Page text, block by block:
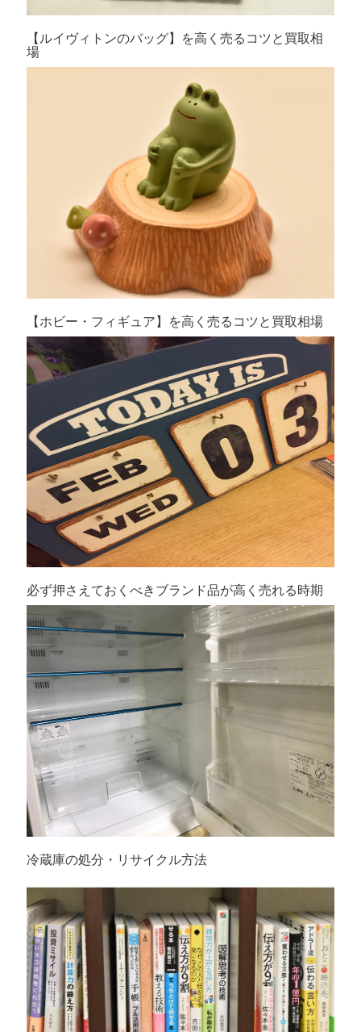
【ルイヴィトンのバッグ】を高く売るコツと買取相
場
【ホビー・フィギュア】を高く売るコツと買取相場
必ず押さえておくべきブランド品が高く売れる時期
冷蔵庫の処分・リサイクル方法